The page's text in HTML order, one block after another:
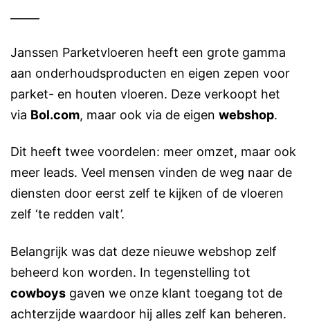
Janssen Parketvloeren heeft een grote gamma
aan onderhoudsproducten en eigen zepen voor
parket- en houten vloeren. Deze verkoopt het
via Bol.com, maar ook via de eigen webshop.
Dit heeft twee voordelen: meer omzet, maar ook
meer leads. Veel mensen vinden de weg naar de
diensten door eerst zelf te kijken of de vloeren
zelf ‘te redden valt’.
Belangrijk was dat deze nieuwe webshop zelf
beheerd kon worden. In tegenstelling tot
cowboys gaven we onze klant toegang tot de
achterzijde waardoor hij alles zelf kan beheren.